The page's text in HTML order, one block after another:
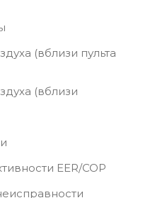
(вблизи пульта
(вблизи
EER/COP